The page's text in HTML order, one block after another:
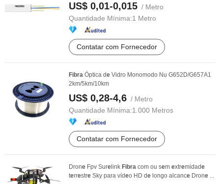
US$ 0,01-0,015 / Metro
Quantidade Mínima:1 Metro
Contatar com Fornecedor
Fibra Óptica de Vidro Monomodo Nu G652D/G657A1
2km/5km/10km
US$ 0,28-4,6 / Metro
Quantidade Mínima:1.000 Metros
Contatar com Fornecedor
Drone Fpv Sure link Fibra com ou sem extremidade
terrestre Sky para vídeo HD de longo alcance Drone ...